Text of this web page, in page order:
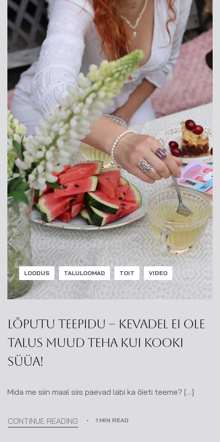
LOODUS TALULOOMAD TOIT VIDEO
Lõputu teepidu – kevadel ei ole
talus muud teha kui kooki
süüa!
Mida me siin maal siis päevad läbi ka õieti teeme? […]
CONTINUE READING 1 MIN READ